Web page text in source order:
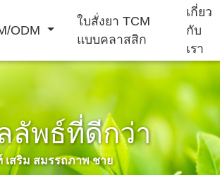
ODM
ใบสั่งยา TCM
แบบคลาสสิก
เกี่ยว
กับ
เรา
เครื่อง ดื่ม ถุง ชา
ลัพธ์ที่ดีกว่า
สริม สมรรถภาพ ชาย